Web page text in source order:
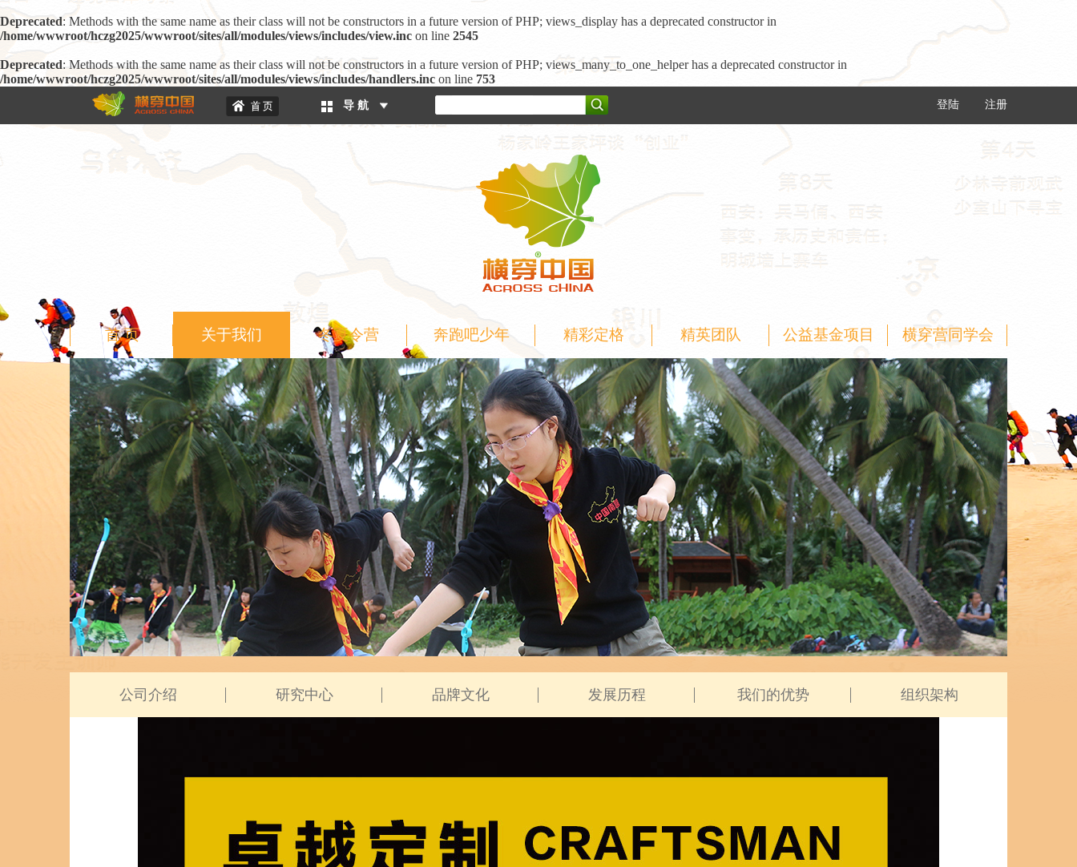
Deprecated: Methods with the same name as their class will not be constructors in a future version of PHP; views_display has a deprecated constructor in
/home/wwwroot/hczg2025/wwwroot/sites/all/modules/views/includes/view.inc on line 2545
Deprecated: Methods with the same name as their class will not be constructors in a future version of PHP; views_many_to_one_helper has a deprecated constructor in
/home/wwwroot/hczg2025/wwwroot/sites/all/modules/views/includes/handlers.inc on line 753
导 航 登陆 注册
首 页 关于我们 冬夏令营 奔跑吧少年 精彩定格 精英团队 公益基金项目 横穿营同学会
二级页面banner
公司介绍 研究中心 品牌文化 发展历程 我们的优势 组织架构